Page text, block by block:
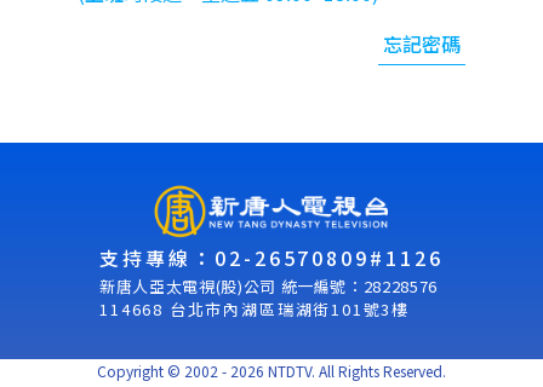
忘記密碼
支持專線：02-26570809#1126
新唐人亞太電視(股)公司 統一編號：28228576
114668 台北市內湖區瑞湖街101號3樓
Copyright © 2002 - 2026 NTDTV. All Rights Reserved.